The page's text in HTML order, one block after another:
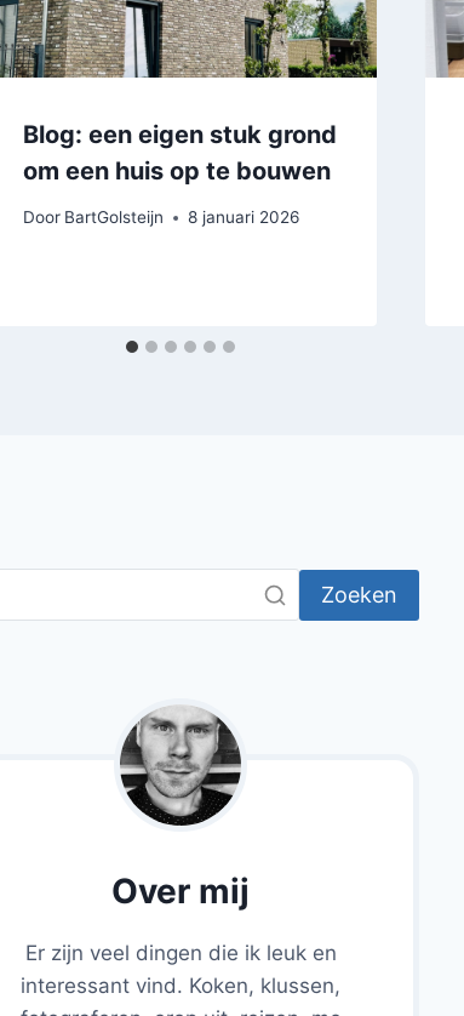
Blog: een eigen stuk grond
om een huis op te bouwen
Door BartGolsteijn 8 januari 2026
Zoeken
Over mij
Er zijn veel dingen die ik leuk en
interessant vind. Koken, klussen,